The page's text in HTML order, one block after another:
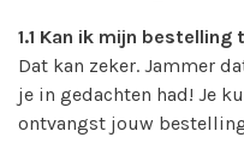
1.1 Kan ik mijn bestelling
Dat kan zeker. Jammer
je in gedachten had! Je
ontvangst jouw